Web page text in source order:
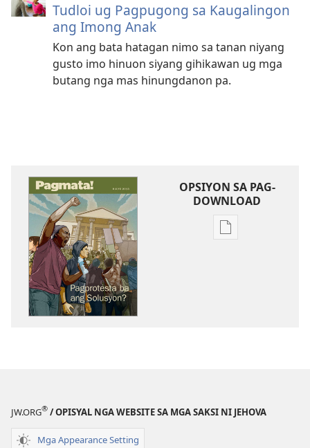
Tudloi ug Pagpugong sa Kaugalingon
ang Imong Anak
Kon ang bata hatagan nimo sa tanan niyang
gusto imo hinuon siyang gihikawan ug mga
butang nga mas hinungdanon pa.
OPSIYON SA PAG-
DOWNLOAD
Opsiyon
JW.ORG® / OPISYAL NGA WEBSITE SA MGA SAKSI NI JEHOVA
Mga Appearance Setting